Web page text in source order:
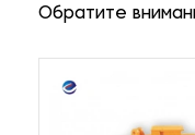
Обратите